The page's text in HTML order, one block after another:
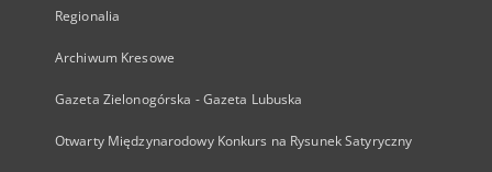
Regionalia
Archiwum Kresowe
Gazeta Zielonogórska - Gazeta Lubuska
Otwarty Międzynarodowy Konkurs na Rysunek Satyryczny